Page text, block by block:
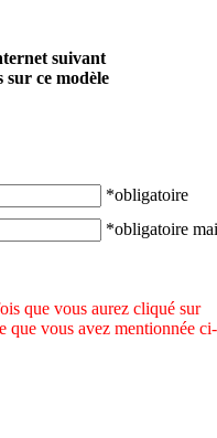
suivant
ce modèle
*obligatoire
*obligatoire
que vous aurez cliqué sur
vous avez mentionnée